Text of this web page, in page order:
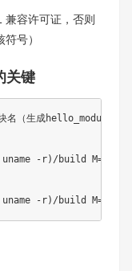
兼容许可证，否则
号）​
关键
（生成hello_module.ko
-r)/build
-r)/build